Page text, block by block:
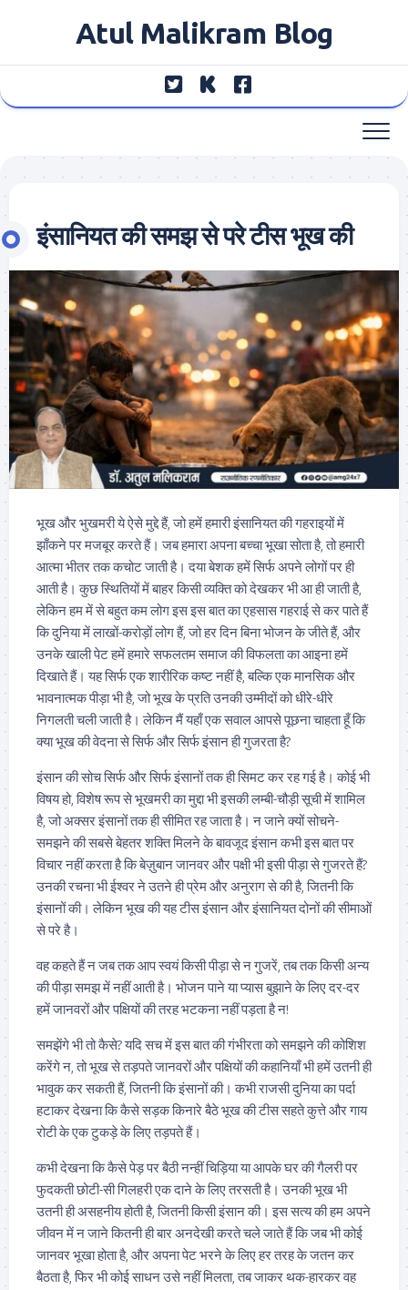
Atul Malikram Blog
इंसानियत की समझ से परे टीस भूख की
भूख और भुखमरी ये ऐसे मुद्दे हैं, जो हमें हमारी इंसानियत की गहराइयों में
झाँकने पर मजबूर करते हैं। जब हमारा अपना बच्चा भूखा सोता है, तो हमारी
आत्मा भीतर तक कचोट जाती है। दया बेशक हमें सिर्फ अपने लोगों पर ही
आती है। कुछ स्थितियों में बाहर किसी व्यक्ति को देखकर भी आ ही जाती है,
लेकिन हम में से बहुत कम लोग इस इस बात का एहसास गहराई से कर पाते हैं
कि दुनिया में लाखों-करोड़ों लोग हैं, जो हर दिन बिना भोजन के जीते हैं, और
उनके खाली पेट हमें हमारे सफलतम समाज की विफलता का आइना हमें
दिखाते हैं। यह सिर्फ एक शारीरिक कष्ट नहीं है, बल्कि एक मानसिक और
भावनात्मक पीड़ा भी है, जो भूख के प्रति उनकी उम्मीदों को धीरे-धीरे
निगलती चली जाती है। लेकिन मैं यहाँ एक सवाल आपसे पूछना चाहता हूँ कि
क्या भूख की वेदना से सिर्फ और सिर्फ इंसान ही गुजरता है?
इंसान की सोच सिर्फ और सिर्फ इंसानों तक ही सिमट कर रह गई है। कोई भी
विषय हो, विशेष रूप से भूखमरी का मुद्दा भी इसकी लम्बी-चौड़ी सूची में शामिल
है, जो अक्सर इंसानों तक ही सीमित रह जाता है। न जाने क्यों सोचने-
समझने की सबसे बेहतर शक्ति मिलने के बावजूद इंसान कभी इस बात पर
विचार नहीं करता है कि बेज़ुबान जानवर और पक्षी भी इसी पीड़ा से गुजरते हैं?
उनकी रचना भी ईश्वर ने उतने ही प्रेम और अनुराग से की है, जितनी कि
इंसानों की। लेकिन भूख की यह टीस इंसान और इंसानियत दोनों की सीमाओं
से परे है।
वह कहते हैं न जब तक आप स्वयं किसी पीड़ा से न गुजरें, तब तक किसी अन्य
की पीड़ा समझ में नहीं आती है। भोजन पाने या प्यास बुझाने के लिए दर-दर
हमें जानवरों और पक्षियों की तरह भटकना नहीं पड़ता है न!
समझेंगे भी तो कैसे? यदि सच में इस बात की गंभीरता को समझने की कोशिश
करेंगे न, तो भूख से तड़पते जानवरों और पक्षियों की कहानियाँ भी हमें उतनी ही
भावुक कर सकती हैं, जितनी कि इंसानों की। कभी राजसी दुनिया का पर्दा
हटाकर देखना कि कैसे सड़क किनारे बैठे भूख की टीस सहते कुत्ते और गाय
रोटी के एक टुकड़े के लिए तड़पते हैं।
कभी देखना कि कैसे पेड़ पर बैठी नन्हीं चिड़िया या आपके घर की गैलरी पर
फुदकती छोटी-सी गिलहरी एक दाने के लिए तरसती है। उनकी भूख भी
उतनी ही असहनीय होती है, जितनी किसी इंसान की। इस सत्य की हम अपने
जीवन में न जाने कितनी ही बार अनदेखी करते चले जाते हैं कि जब भी कोई
जानवर भूखा होता है, और अपना पेट भरने के लिए हर तरह के जतन कर
बैठता है, फिर भी कोई साधन उसे नहीं मिलता, तब जाकर थक-हारकर वह